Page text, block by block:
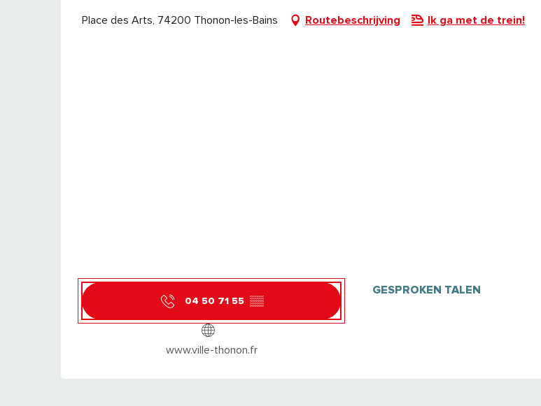
Place des Arts, 74200 Thonon-les-Bains Routebeschrijving Ik ga met de trein!
04 50 71 55 ▒▒
www.ville-thonon.fr
GESPROKEN TALEN
GESPROKEN TALEN